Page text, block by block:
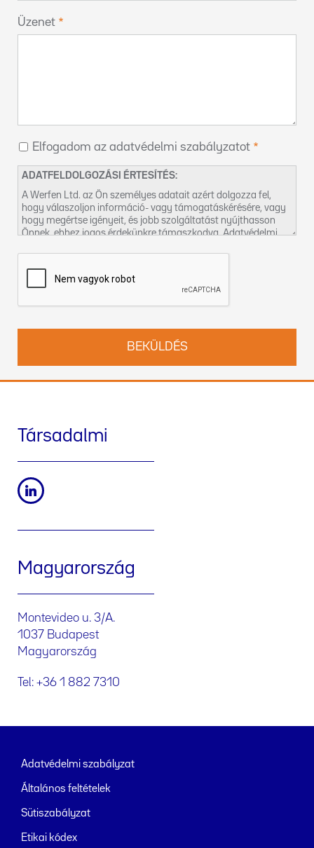
Üzenet
Elfogadom az adatvédelmi szabályzatot
ADATFELDOLGOZÁSI ÉRTESÍTÉS:
A Werfen Ltd. az Ön személyes adatait azért dolgozza fel,
hogy válaszoljon információ- vagy támogatáskérésére, vagy
hogy megértse igényeit, és jobb szolgáltatást nyújthasson
Önnek, ehhez jogos érdekünkre támaszkodva. Adatvédelmi
Felveheti velünk a kapcsolatot a
Társadalmi
Magyarország
Montevideo u. 3/A.
1037 Budapest
Magyarország
Tel: +36 1 882 7310
Adatvédelmi szabályzat
Általános feltételek
Sütiszabályzat
Etikai kódex